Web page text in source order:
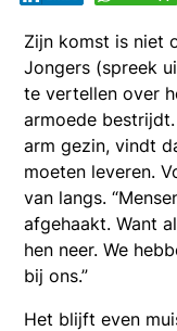
Zijn komst is niet
Jongers (spreek
te vertellen over
armoede
arm gezin, vindt
moeten leveren.
van langs.
afgehaakt. Want
hen neer. We
bij ons.”
Het blijft even